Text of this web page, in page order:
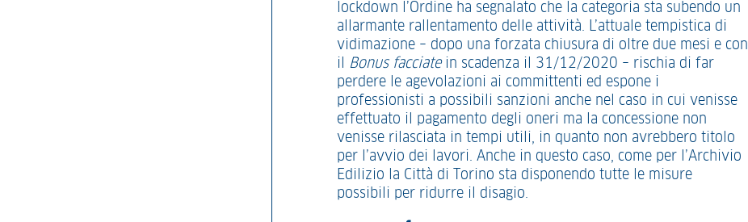
lockdown l’Ordine ha segnalato che la categoria sta subendo un
allarmante rallentamento delle attività. L’attuale tempistica di
vidimazione – dopo una forzata chiusura di oltre due mesi e con
il
Bonus facciatein scadenza il 31/12/2020 – rischia di far
perdere le agevolazioni ai committenti ed espone i
professionisti a possibili sanzioni anche nel caso in cui venisse
effettuato il pagamento degli oneri ma la concessione non
venisse rilasciata in tempi utili, in quanto non avrebbero titolo
per l’avvio dei lavori. Anche in questo caso, come per l’Archivio
Edilizio la Città di Torino sta disponendo tutte le misure
possibili per ridurre il disagio.